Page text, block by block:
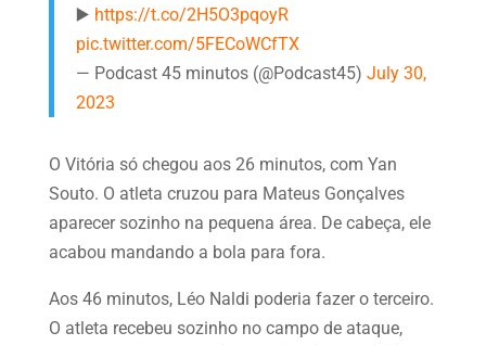
▶️ https://t.co/2H5O3pqoyR
pic.twitter.com/5FECoWCfTX
— Podcast 45 minutos (@Podcast45) July 30,
2023
O Vitória só chegou aos 26 minutos, com Yan
Souto. O atleta cruzou para Mateus Gonçalves
aparecer sozinho na pequena área. De cabeça, ele
acabou mandando a bola para fora.
Aos 46 minutos, Léo Naldi poderia fazer o terceiro.
O atleta recebeu sozinho no campo de ataque,